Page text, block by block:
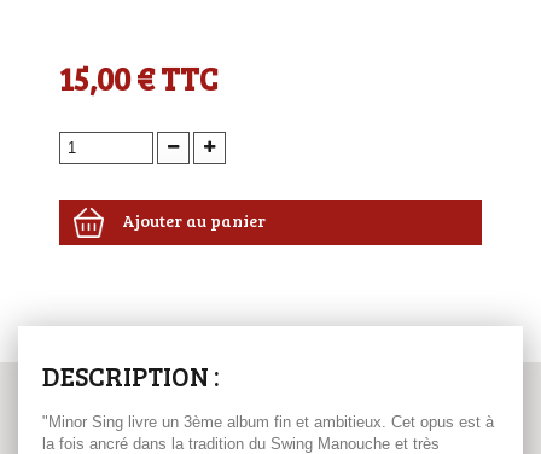
15,00 €TTC
Ajouter au panier
DESCRIPTION :
"Minor Sing livre un 3ème album fin et ambitieux. Cet opus est à
la fois ancré dans la tradition du Swing Manouche et très